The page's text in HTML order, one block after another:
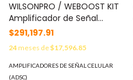
WILSONPRO / WEBOOST KIT
Amplificador de Señal
Celular, ENTERPRISE 4300 |
Mejora la Señal de los
principales operadores |
Cubre áreas de hasta 9200
metros cuadrados 460-152
$291,197.91
24meses de$17,596.85
AMPLIFICADORES DE SEÑAL CELULAR
(ADSC)